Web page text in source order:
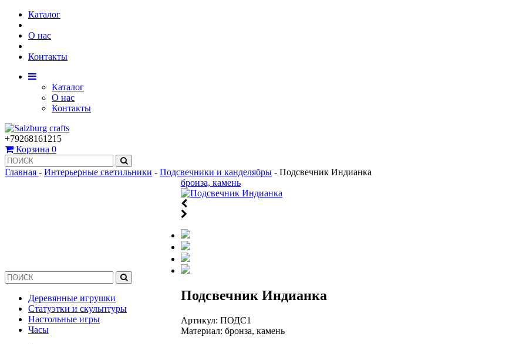
Каталог
О нас
Контакты
Каталог
О нас
Контакты
+79268161215
Корзина 0
Главная - Интерьерные светильники - Подсвечники и канделябры - Подсвечник Индианка
Деревянные игрушки
Статуэтки и скульптуры
Настольные игры
Часы
бронза, камень
Подсвечник Индианка
Артикул: ПОДС1
Материал: бронза, камень